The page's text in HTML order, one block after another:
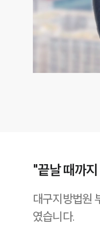
"끝날 때까
대구지방법원
였습니다.